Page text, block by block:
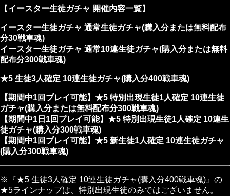
【 イースター生徒ガチャ 開催内容一覧】
イースター生徒ガチャ 通常生徒ガチャ(購入分または無料配布
分30戦車魂)
イースター生徒ガチャ 通常10連生徒ガチャ(購入分または無料
配布分300戦車魂)
★5 生徒3人確定 10連生徒ガチャ(購入分400戦車魂)
【期間中1回プレイ可能】★5 特別出現生徒1人確定 10連生徒
ガチャ(購入分または無料配布分300戦車魂)
【期間中1日1回プレイ可能】★5 特別出現生徒1人確定 10連生
徒ガチャ(購入分300戦車魂)
【期間中1回プレイ可能】★5 新生徒1人確定 10連生徒ガチャ
(購入分300戦車魂)
※『★5 生徒3人確定 10連生徒ガチャ(購入分400戦車魂)』の
★5ラインナップは、特別出現生徒のみではございません。